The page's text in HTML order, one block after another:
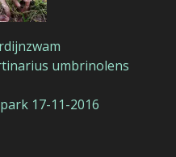
umbrinolens
17-11-2016